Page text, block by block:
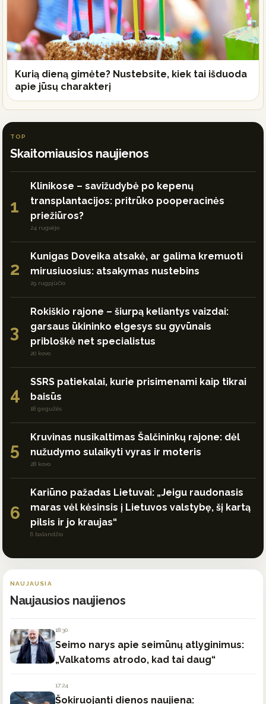
Kurią dieną gimėte? Nustebsite, kiek tai išduoda
apie jūsų charakterį
TOP
Skaitomiausios naujienos
1
Klinikose – savižudybė po kepenų
transplantacijos: pritrūko pooperacinės
priežiūros?
24 rugsėjo
2
Kunigas Doveika atsakė, ar galima kremuoti
mirusiuosius: atsakymas nustebins
29 rugpjūčio
3
Rokiškio rajone – šiurpą keliantys vaizdai:
garsaus ūkininko elgesys su gyvūnais
pribloškė net specialistus
20 kovo
4
SSRS patiekalai, kurie prisimenami kaip tikrai
baisūs
18 gegužės
5
Kruvinas nusikaltimas Šalčininkų rajone: dėl
nužudymo sulaikyti vyras ir moteris
28 kovo
6
Kariūno pažadas Lietuvai: „Jeigu raudonasis
maras vėl kėsinsis į Lietuvos valstybę, šį kartą
pilsis ir jo kraujas“
6 balandžio
NAUJAUSIA
Naujausios naujienos
18:30
Seimo narys apie seimūnų atlyginimus:
„Valkatoms atrodo, kad tai daug“
17:24
Šokiruojanti dienos naujiena: